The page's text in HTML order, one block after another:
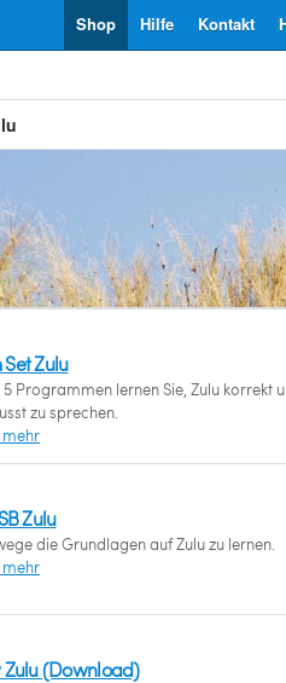
Kontakt
Hilfe
Shop
Zulu
Programmen lernen Sie, Zulu korrekt
zu sprechen.
mehr
Zulu
die Grundlagen auf Zulu zu lernen.
mehr
Zulu (Download)